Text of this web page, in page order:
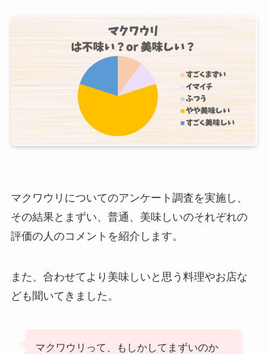
マクワウリについてのアンケート調査を実施し、
その結果とまずい、普通、美味しいのそれぞれの
評価の人のコメントを紹介します。
また、合わせてより美味しいと思う料理やお店な
ども聞いてきました。
マクワウリって、もしかしてまずいのか